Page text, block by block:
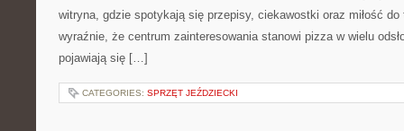
witryna, gdzie spotykają się przepisy, ciekawostki oraz miłość
wyraźnie, że centrum zainteresowania stanowi pizza w wielu
pojawiają się […]
CATEGORIES: SPRZĘT JEŹDZIECKI